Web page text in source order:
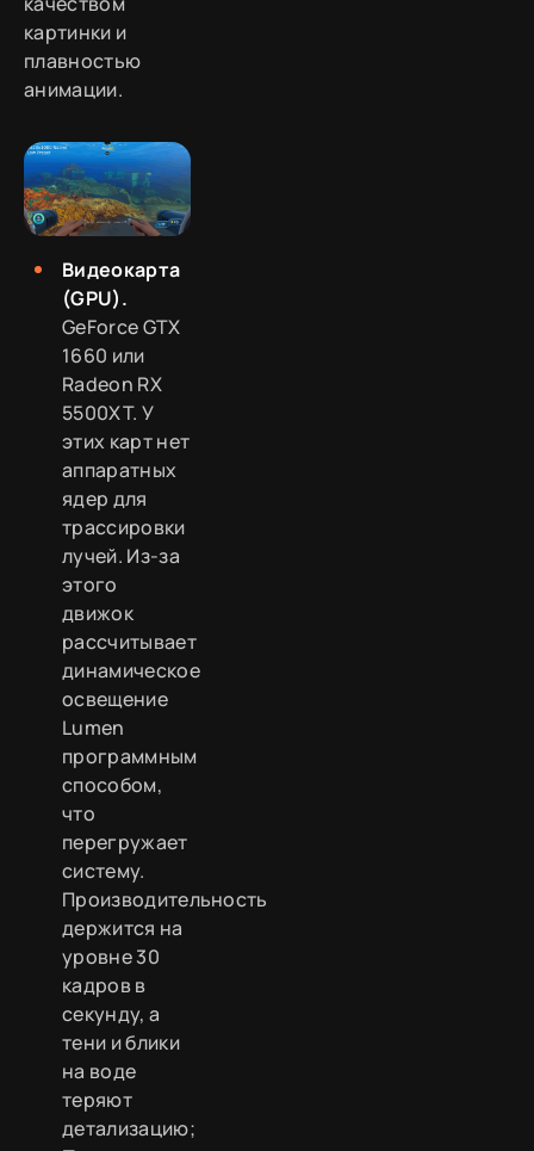
картинки и
плавностью
анимации.
Видеокарта
(GPU).
GeForce GTX
1660 или
Radeon RX
5500XT. У
этих карт нет
аппаратных
ядер для
трассировки
лучей. Из-за
этого
движок
рассчитывает
динамическое
освещение
Lumen
программным
способом,
что
перегружает
систему.
Производительность
держится на
уровне 30
кадров в
секунду, а
тени и блики
на воде
теряют
детализацию;